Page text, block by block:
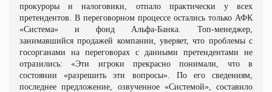
прокуроры и налоговики, отпало практически у всех
претендентов. В переговорном процессе остались только АФК
«Система» и фонд Альфа-Банка. Топ-менеджер,
занимавшийся продажей компании, уверяет, что проблемы с
госорганами на переговорах с данными претендентами не
отразились: «Эти игроки прекрасно понимали, что в
состоянии «разрешить эти вопросы». По его сведениям,
последнее предложение, озвученное «Системой», составило